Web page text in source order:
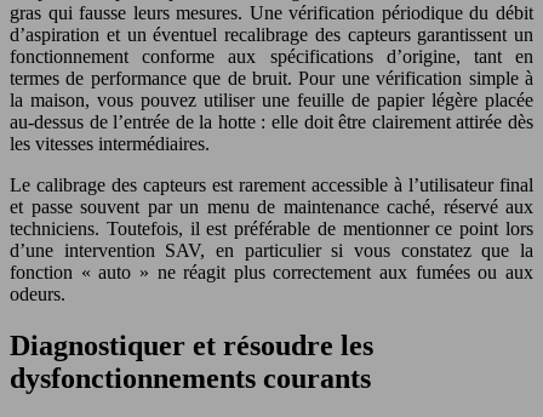
gras qui fausse leurs mesures. Une vérification périodique du débit
d’aspiration et un éventuel recalibrage des capteurs garantissent un
fonctionnement conforme aux spécifications d’origine, tant en
termes de performance que de bruit. Pour une vérification simple à
la maison, vous pouvez utiliser une feuille de papier légère placée
au-dessus de l’entrée de la hotte : elle doit être clairement attirée dès
les vitesses intermédiaires.
Le calibrage des capteurs est rarement accessible à l’utilisateur final
et passe souvent par un menu de maintenance caché, réservé aux
techniciens. Toutefois, il est préférable de mentionner ce point lors
d’une intervention SAV, en particulier si vous constatez que la
fonction « auto » ne réagit plus correctement aux fumées ou aux
odeurs.
Diagnostiquer et résoudre les
dysfonctionnements courants